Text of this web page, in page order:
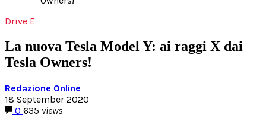
Drive E
La nuova Tesla Model Y: ai raggi X dai
Tesla Owners!
Redazione Online
18 September 2020
0 635 views